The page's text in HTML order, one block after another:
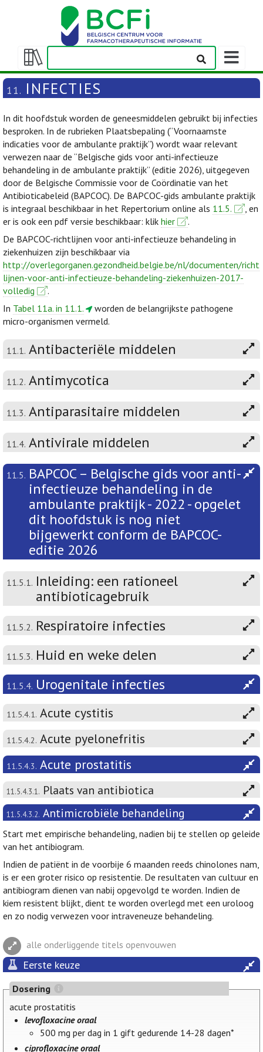
Weergeven/verbergen
inhoudstafel
11. INFECTIES
In dit hoofdstuk worden de geneesmiddelen gebruikt bij infecties
besproken. In de rubrieken Plaatsbepaling (“Voornaamste
indicaties voor de ambulante praktijk”) wordt waar relevant
verwezen naar de “Belgische gids voor anti-infectieuze
behandeling in de ambulante praktijk” (editie 2026), uitgegeven
door de Belgische Commissie voor de Coördinatie van het
Antibioticabeleid (BAPCOC). De BAPCOC-gids ambulante praktijk
is integraal beschikbaar in het Repertorium online als 11.5.
, en
er is ook een pdf versie beschikbaar: klik hier
.
De BAPCOC-richtlijnen voor anti-infectieuze behandeling in
ziekenhuizen zijn beschikbaar via
http://overlegorganen.gezondheid.belgie.be/nl/documenten/richt
lijnen-voor-anti-infectieuze-behandeling-ziekenhuizen-2017-
volledig
.
In Tabel 11a. in 11.1.
worden de belangrijkste pathogene
micro-organismen vermeld.
11.1. Antibacteriële middelen
11.2. Antimycotica
11.3. Antiparasitaire middelen
11.4. Antivirale middelen
11.5. BAPCOC – Belgische gids voor anti-
infectieuze behandeling in de
ambulante praktijk - 2022 - opgelet
dit hoofdstuk is nog niet
bijgewerkt conform de BAPCOC-
editie 2026
11.5.1. Inleiding: een rationeel
antibioticagebruik
11.5.2. Respiratoire infecties
11.5.3. Huid en weke delen
11.5.4. Urogenitale infecties
11.5.4.1. Acute cystitis
11.5.4.2. Acute pyelonefritis
11.5.4.3. Acute prostatitis
11.5.4.3.1. Plaats van antibiotica
11.5.4.3.2. Antimicrobiële behandeling
Start met empirische behandeling, nadien bij te stellen op geleide
van het antibiogram.
Indien de patiënt in de voorbije 6 maanden reeds chinolones nam,
is er een groter risico op resistentie. De resultaten van cultuur en
antibiogram dienen van nabij opgevolgd te worden. Indien de
kiem resistent blijkt, dient te worden overlegd met een uroloog
en zo nodig verwezen voor intraveneuze behandeling.
alle onderliggende titels openvouwen
Eerste keuze
Dosering
acute prostatitis
levofloxacine oraal
500 mg per dag in 1 gift gedurende 14-28 dagen*
ciprofloxacine oraal